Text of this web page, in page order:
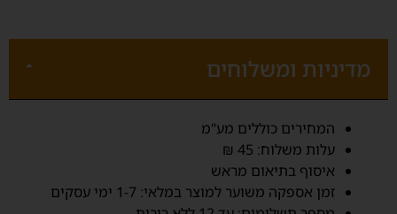
מדיניות ומשלוחים
‫המחירים כוללים מע"מ‬
‫עלות משלוח‬: 45 ₪
איסוף בתיאום מראש
זמן אספקה משוער למוצר במלאי: 1-7 ימי עסקים‬